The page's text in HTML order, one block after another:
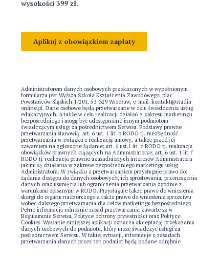
Administratorem danych osobowych przekazanych w wypełnionym
formularzu jest Wyższa Szkoła Kształcenia Zawodowego, plac
Powstańców Śląskich 1/201, 53-329 Wrocław, e-mail: kontakt@studia-
online.pl. Dane osobowe będą przetwarzane w celu świadczenia usług
edukacyjnych, a także w celu realizacji działań z zakresu marketingu
bezpośredniego i mogą być udostępniane innym podmiotom
świadczącym usługi za pośrednictwem Serwisu. Podstawy prawne
przetwarzania stanowią: art. 6 ust. 1 lit. b RODO tj. niezbędność
przetwarzania w związku z realizacją umowy, a także przed jej
zawarciem na zgłoszone żądanie; art. 6 ust.1 lit. c RODO tj. realizacja
obowiązków prawnych ciążących na Administratorze; art. 6 ust. 1 lit. f
RODO tj. realizacja prawnie uzasadnionych interesów Administratora
jakimi są działania w zakresie bezpośredniego marketingu usług
Administratora. W związku z przetwarzaniem przysługuje prawo do:
żądania dostępu do danych osobowych, ich sprostowania, przenoszenia
danych oraz usunięcia lub ograniczenia przetwarzania zgodnie z
warunkami opisanymi w RODO. Przysługuje także prawo do wniesienia
skargi do organu nadzorczego a także prawo do wniesienia sprzeciwu
wobec dalszego przetwarzania dla celów marketingu bezpośredniego.
Pełne informacje odnośnie zasad przetwarzania zawarte są w
Regulaminie Serwisu, Polityce ochrony prywatności oraz Polityce
Cookies. Wysłanie niniejszej aplikacji oznacza akceptację przekazania
danych osobowych do podmiotu, który może świadczyć usługi za
pośrednictwem Serwisu. W takiej sytuacji, informacje o zasadach
przetwarzania danych przez ten podmiot będą podane odrębnie.